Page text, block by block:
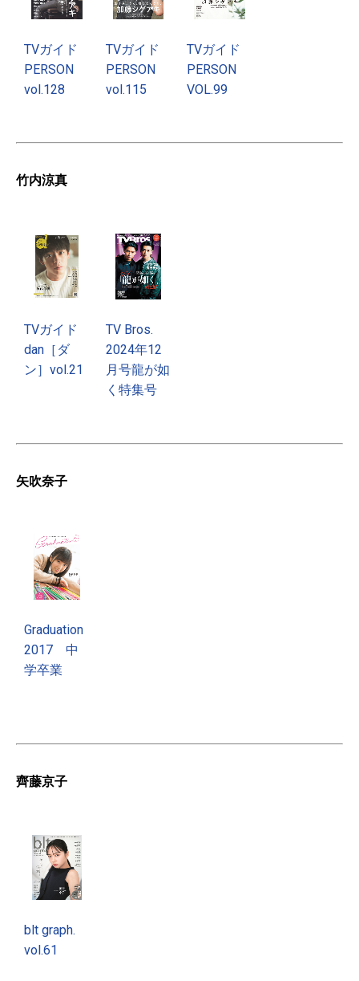
TVガイド
PERSON
vol.128
TVガイド
PERSON
vol.115
TVガイド
PERSON
VOL.99
竹内涼真
TVガイド
dan［ダ
ン］vol.21
TV Bros.
2024年12
月号龍が如
く特集号
矢吹奈子
Graduation
2017 中
学卒業
齊藤京子
blt graph.
vol.61